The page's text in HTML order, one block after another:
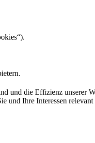
und die Effizienz unserer
und Ihre Interessen